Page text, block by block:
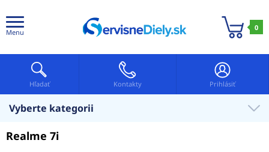
Menu
0
Hľadať Kontakty Prihlásiť
Vyberte kategorii
Realme 7i